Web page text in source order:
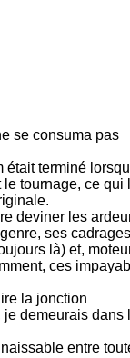
se consuma pas
était terminé
tournage, ce qui
deviner les
ses cadrages
là) et,
ces
la jonction
je demeurais dans
entre